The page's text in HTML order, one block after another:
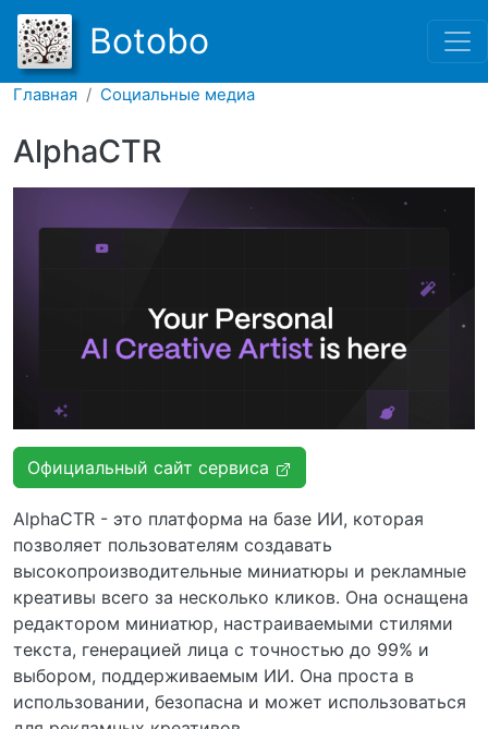
Перейти к основному
Botobo
Главная Социальные медиа
AlphaCTR
Официальный сайт сервиса
AlphaCTR - это платформа на базе ИИ, которая
позволяет пользователям создавать
высокопроизводительные миниатюры и рекламные
креативы всего за несколько кликов. Она оснащена
редактором миниатюр, настраиваемыми стилями
текста, генерацией лица с точностью до 99% и
выбором, поддерживаемым ИИ. Она проста в
использовании, безопасна и может использоваться